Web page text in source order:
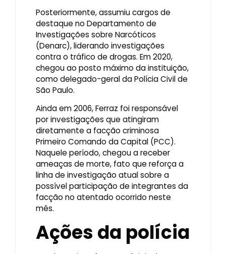
Posteriormente, assumiu cargos de
destaque no Departamento de
Investigações sobre Narcóticos
(Denarc), liderando investigações
contra o tráfico de drogas. Em 2020,
chegou ao posto máximo da instituição,
como delegado-geral da Polícia Civil de
São Paulo.
Ainda em 2006, Ferraz foi responsável
por investigações que atingiram
diretamente a facção criminosa
Primeiro Comando da Capital (PCC).
Naquele período, chegou a receber
ameaças de morte, fato que reforça a
linha de investigação atual sobre a
possível participação de integrantes da
facção no atentado ocorrido neste
mês.
Ações da polícia